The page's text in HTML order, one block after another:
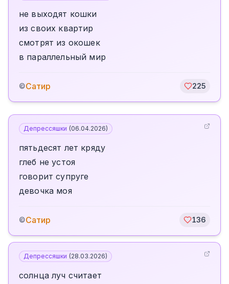
не выходят кошки
из своих квартир
смотрят из окошек
в параллельный мир
©Сатир 225
Депрессяшки (06.04.2026)
пятьдесят лет кряду
глеб не устоя
говорит супруге
девочка моя
©Сатир 136
Депрессяшки (28.03.2026)
солнца луч считает